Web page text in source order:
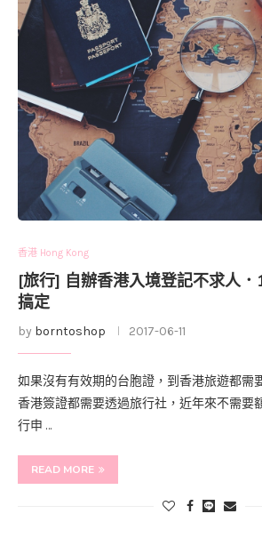
香港 Hong Kong
[旅行] 自辦香港入境登記不求人
搞定
by borntoshop 2017-06-11
如果沒有有效期的台胞證，到香港旅遊都需
香港簽證都需要透過旅行社，近年來不需要
行申 …
READ MORE